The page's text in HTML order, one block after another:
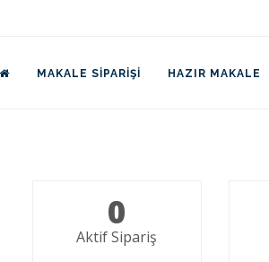
MAKALE SIPARIŞI HAZIR MAKALE
0
Aktif Sipariş